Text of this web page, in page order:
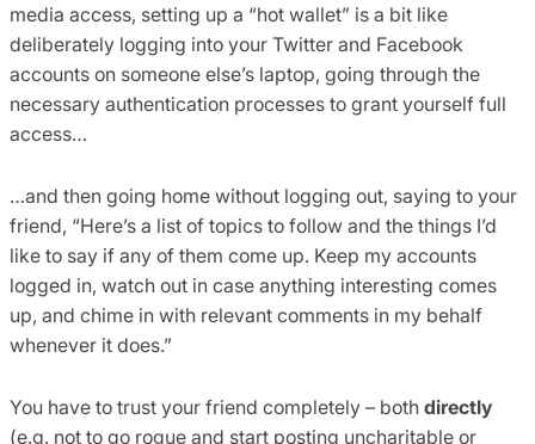
media access, setting up a “hot wallet” is a bit like
deliberately logging into your Twitter and Facebook
accounts on someone else’s laptop, going through the
necessary authentication processes to grant yourself full
access…
…and then going home without logging out, saying to your
friend, “Here’s a list of topics to follow and the things I’d
like to say if any of them come up. Keep my accounts
logged in, watch out in case anything interesting comes
up, and chime in with relevant comments in my behalf
whenever it does.”
You have to trust your friend completely – both directly
(e.g. not to go rogue and start posting uncharitable or